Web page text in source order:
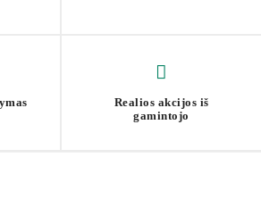
Realios akcijos iš
gamintojo